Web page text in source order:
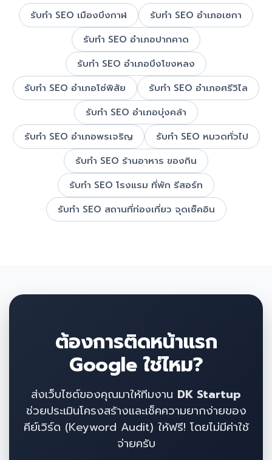
รับทำ SEO เมืองบึงกาฬ
รับทำ SEO อำเภอเซกา
รับทำ SEO อำเภอปากคาด
รับทำ SEO อำเภอบึงโขงหลง
รับทำ SEO อำเภอโซ่พิสัย
รับทำ SEO อำเภอศรีวิไล
รับทำ SEO อำเภอบุ่งคล้า
รับทำ SEO อำเภอพรเจริญ
รับทำ SEO หมวดทั่วไป
รับทำ SEO ร้านอาหาร ของกิน
รับทำ SEO โรงแรม ที่พัก รีสอร์ท
รับทำ SEO สถานที่ท่องเที่ยว จุดเช็คอิน
ต้องการติดหน้าแรก
Google ใช่ไหม?
ส่งเว็บไซต์ของคุณมาให้ทีมงาน DK Startup
ช่วยประเมินโครงสร้างและเช็คความยากง่ายของ
คีย์เวิร์ด (Keyword Audit) ให้ฟรี! โดยไม่มีค่าใช้
จ่ายครับ